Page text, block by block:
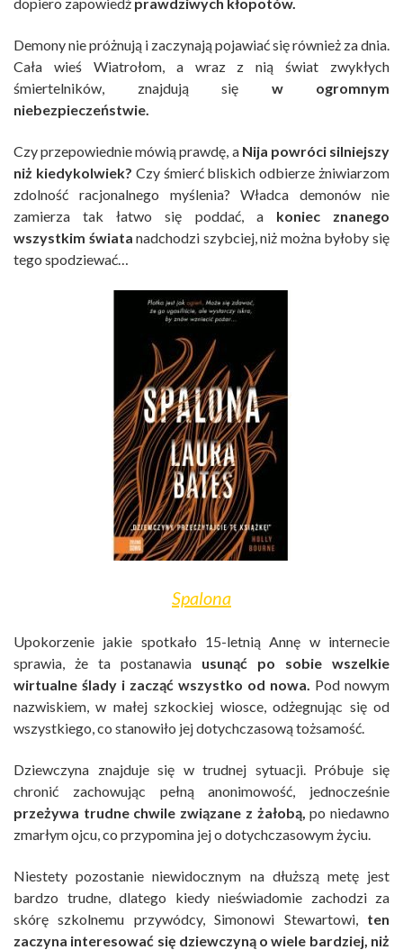
Demony nie próżnują i zaczynają pojawiać się również za dnia.
Cała wieś Wiatrołom, a wraz z nią świat zwykłych
śmiertelników, znajdują się w ogromnym
niebezpieczeństwie.
Czy przepowiednie mówią prawdę, a Nija powróci silniejszy
niż kiedykolwiek? Czy śmierć bliskich odbierze żniwiarzom
zdolność racjonalnego myślenia? Władca demonów nie
zamierza tak łatwo się poddać, a koniec znanego
wszystkim świata nadchodzi szybciej, niż można byłoby się
tego spodziewać…
Spalona
Upokorzenie jakie spotkało 15-letnią Annę w internecie
sprawia, że ta postanawia usunąć po sobie wszelkie
wirtualne ślady i zacząć wszystko od nowa. Pod nowym
nazwiskiem, w małej szkockiej wiosce, odżegnując się od
wszystkiego, co stanowiło jej dotychczasową tożsamość.
Dziewczyna znajduje się w trudnej sytuacji. Próbuje się
chronić zachowując pełną anonimowość, jednocześnie
przeżywa trudne chwile związane z żałobą, po niedawno
zmarłym ojcu, co przypomina jej o dotychczasowym życiu.
Niestety pozostanie niewidocznym na dłuższą metę jest
bardzo trudne, dlatego kiedy nieświadomie zachodzi za
skórę szkolnemu przywódcy, Simonowi Stewartowi, ten
zaczyna interesować się dziewczyną o wiele bardziej, niż